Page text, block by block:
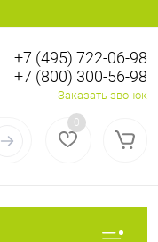
Регистрация
+7 (495) 722-06-98
+7 (800) 300-56-98
Заказать звонок
0